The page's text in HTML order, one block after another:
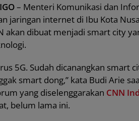
– Menteri Komunikasi dan
jaringan internet di Ibu Kota
akan dibuat menjadi smart city
5G. Sudah dicanangkan smart
smart dong,” kata Budi Arie
yang diselenggarakan CNN
belum lama ini.